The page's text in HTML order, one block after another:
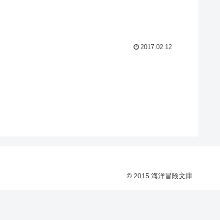
2017.02.12
© 2015 海洋冒険文庫.